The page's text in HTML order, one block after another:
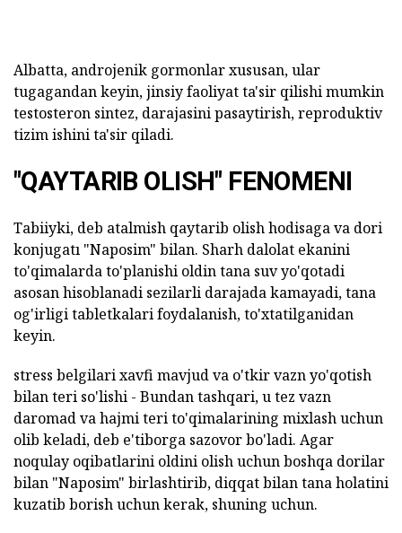
Albatta, androjenik gormonlar xususan, ular
tugagandan keyin, jinsiy faoliyat ta'sir qilishi mumkin
testosteron sintez, darajasini pasaytirish, reproduktiv
tizim ishini ta'sir qiladi.
"QAYTARIB OLISH" FENOMENI
Tabiiyki, deb atalmish qaytarib olish hodisaga va dori
konjugatı "Naposim" bilan. Sharh dalolat ekanini
to'qimalarda to'planishi oldin tana suv yo'qotadi
asosan hisoblanadi sezilarli darajada kamayadi, tana
og'irligi tabletkalari foydalanish, to'xtatilganidan
keyin.
stress belgilari xavfi mavjud va o'tkir vazn yo'qotish
bilan teri so'lishi - Bundan tashqari, u tez vazn
daromad va hajmi teri to'qimalarining mixlash uchun
olib keladi, deb e'tiborga sazovor bo'ladi. Agar
noqulay oqibatlarini oldini olish uchun boshqa dorilar
bilan "Naposim" birlashtirib, diqqat bilan tana holatini
kuzatib borish uchun kerak, shuning uchun.